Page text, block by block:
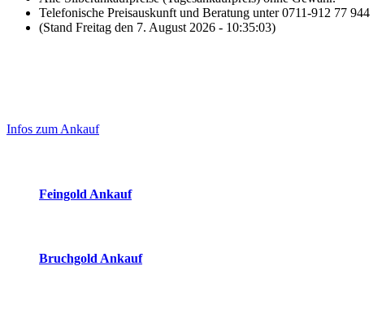
Telefonische Preisauskunft und Beratung unter 0711-912 77 944
(Stand Freitag den 7. August 2026 - 10:35:03)
Sidebar
Infos zum Ankauf
Feingold Ankauf
Bruchgold Ankauf